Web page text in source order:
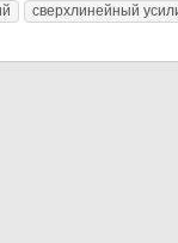
сверхлинейный